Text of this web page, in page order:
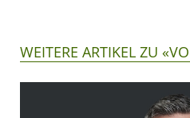
WEITERE ARTIKEL ZU